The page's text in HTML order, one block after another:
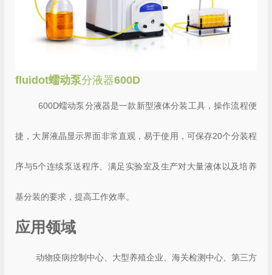
fluidot蠕动泵分液器600D
600D蠕动泵分液器是一款新型液体分装工具，操作流程便
捷，大屏液晶显示界面非常直观，易于使用，可保存20个分装程
序与5个连续泵送程序、满足实验室及生产对大量液体以及培养
基分装的要求，提高工作效率。
应用领域
动物疫病控制中心、大型养殖企业、海关检测中心、第三方